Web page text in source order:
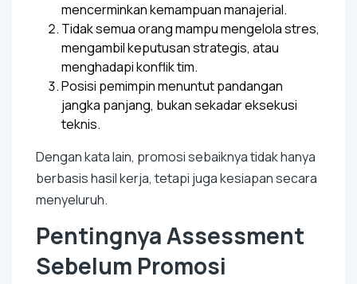
mencerminkan kemampuan manajerial.
Tidak semua orang mampu mengelola stres,
mengambil keputusan strategis, atau
menghadapi konflik tim.
Posisi pemimpin menuntut pandangan
jangka panjang, bukan sekadar eksekusi
teknis.
Dengan kata lain, promosi sebaiknya tidak hanya
berbasis hasil kerja, tetapi juga kesiapan secara
menyeluruh.
Pentingnya Assessment
Sebelum Promosi